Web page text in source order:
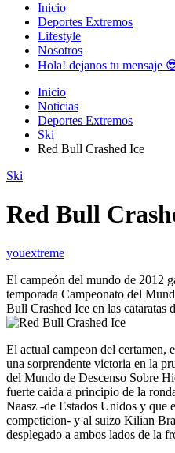
Inicio
Deportes Extremos
Lifestyle
Nosotros
Hola! dejanos tu mensaje
Inicio
Noticias
Deportes Extremos
Ski
Red Bull Crashed Ice
Ski
Red Bull
youextreme
El campeón del mundo de 2012
temporada Campeonato del
Bull Crashed Ice en las cataratas
El actual campeon del
una sorprendente victoria en la
del Mundo de Descenso Sobre
fuerte caida a principio de la
Naasz -de Estados Unidos y que
competicion- y al suizo Kilian
desplegado a ambos lados de la